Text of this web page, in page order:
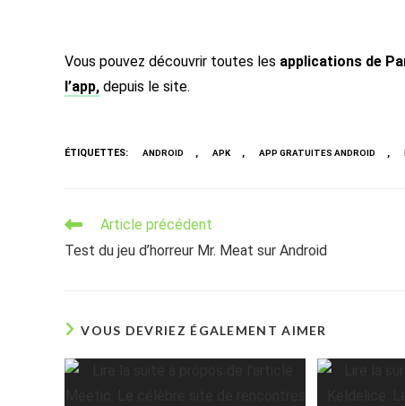
Vous pouvez découvrir toutes les applications de
l’app, depuis le site.
ÉTIQUETTES: ANDROID , APK , APP GRATUITES ANDROID ,
Read
articles
Article précédent
Test du jeu d’horreur Mr. Meat sur Android
VOUS DEVRIEZ ÉGALEMENT AIMER